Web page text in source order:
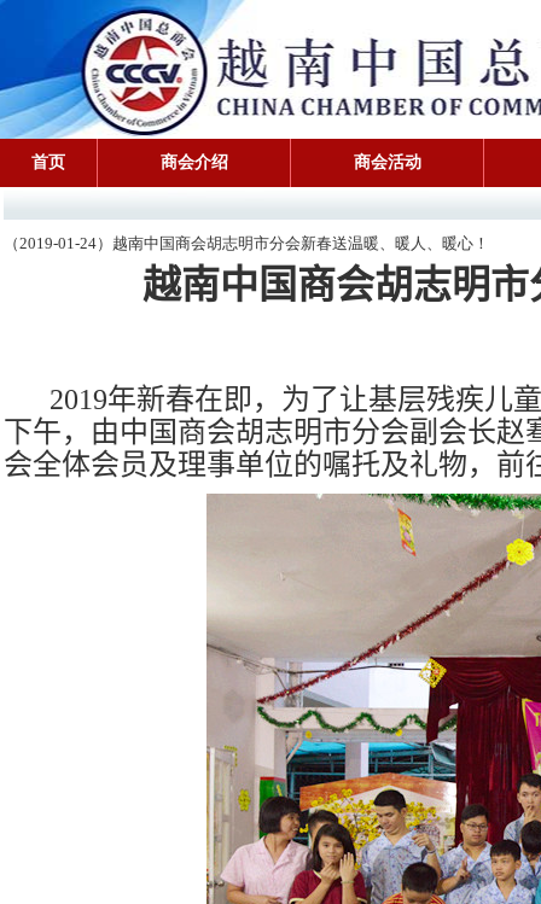
首页 商会介绍 商会活动
（2019-01-24）越南中国商会胡志明市分会新春送温暖、暖人、暖心！
越南中国商会胡志明
2019年新春在即，为了让基层残疾儿
下午，由中国商会胡志明市分会副会长
会全体会员及理事单位的嘱托及礼物，